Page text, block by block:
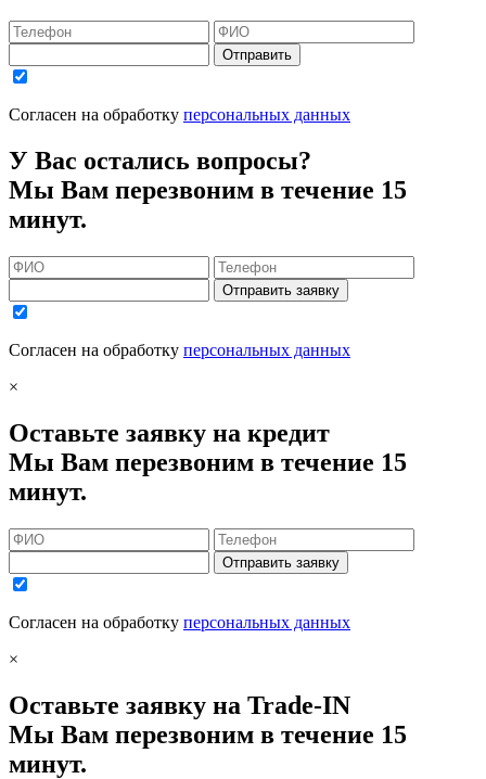
Отправить
Согласен на обработку персональных данных
У Вас остались вопросы?
Мы Вам перезвоним в течение 15
минут.
Отправить заявку
Согласен на обработку персональных данных
×
Оставьте заявку на кредит
Мы Вам перезвоним в течение 15
минут.
Отправить заявку
Согласен на обработку персональных данных
×
Оставьте заявку на Trade-IN
Мы Вам перезвоним в течение 15
минут.